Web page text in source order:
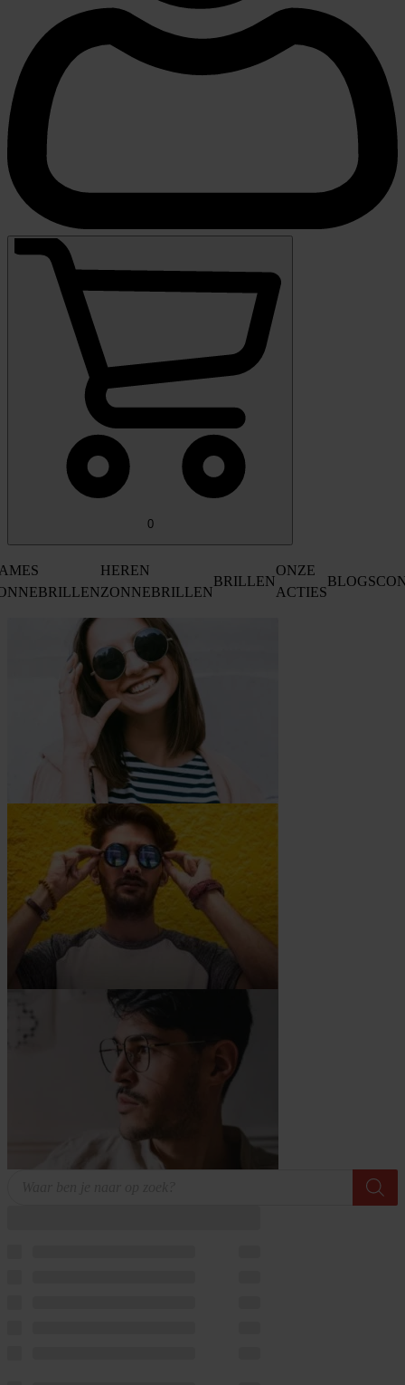
0
HEREN
ZONNEBRILLEN
BRILLEN
ONZE
ACTIES
BLOGS